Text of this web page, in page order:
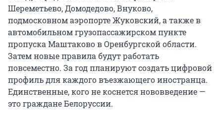
Шереметьево, Домодедово, Внуково,
подмосковном аэропорте Жуковский, а также в
автомобильном грузопассажирском пункте
пропуска Маштаково в Оренбургской области.
Затем новые правила будут работать
повсеместно. За год планируют создать цифровой
профиль для каждого въезжающего иностранца.
Единственные, кого не коснется нововведение —
это граждане Белоруссии.